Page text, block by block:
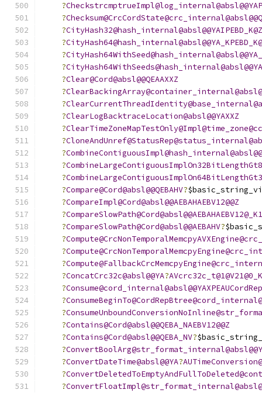
?
?
?CityHash32@hash_internal@absl@@YAIPEBD_K@Z
?
?
?
?Clear@Cord@absl@@QEAAXXZ
?
?
?ClearLogBacktraceLocation@absl@@YAXXZ
?
?
?
?
?
?Compare@Cord@absl@@QEBAHV?
?CompareImpl@Cord@absl@@AEBAHAEBV12@@Z
?
?CompareSlowPath@Cord@absl@@AEBAHV?
?
?
?
?ConcatCrc32c@absl@@YA?
?
?
?
?Contains@Cord@absl@@QEBA_NAEBV12@@Z
?Contains@Cord@absl@@QEBA_NV?
?
?ConvertDateTime@absl@@YA?
?
?